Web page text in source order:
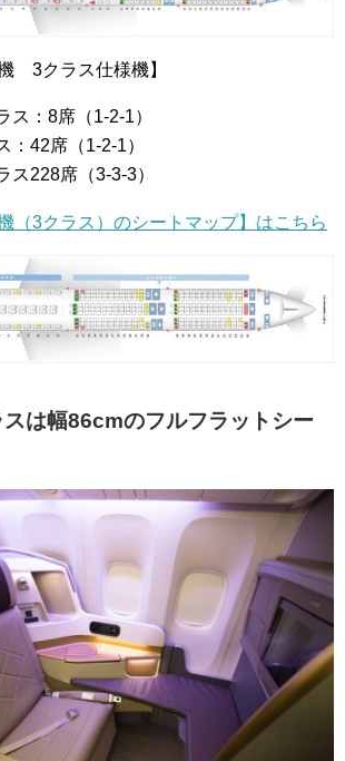
3クラス仕様機】
ス：8席（1-2-1）
：42席（1-2-1）
ス228席（3-3-3）
（3クラス）のシートマップ】はこちら
スは幅86cmのフルフラットシー